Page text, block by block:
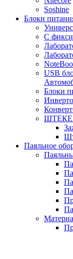
Soshine
Блоки
C
USB
Блоки
Паяльное